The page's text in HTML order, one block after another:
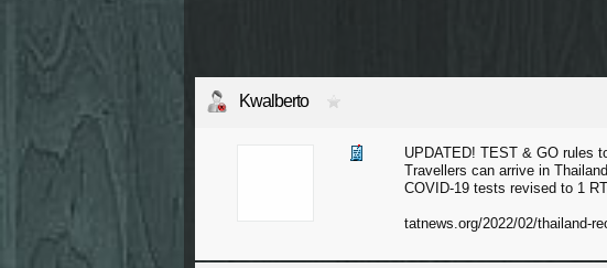
Kwalberto
UPDATED! TEST & GO rules
Travellers can arrive in
COVID-19 tests revised to 1
tatnews.org/2022/02/thailand-